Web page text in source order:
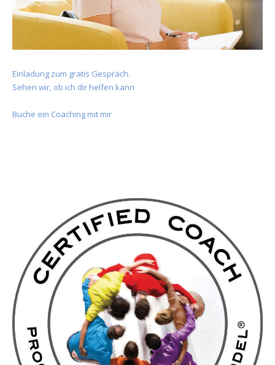
Einladung zum gratis Gespräch.
Sehen wir, ob ich dir helfen kann
Buche ein Coaching mit mir